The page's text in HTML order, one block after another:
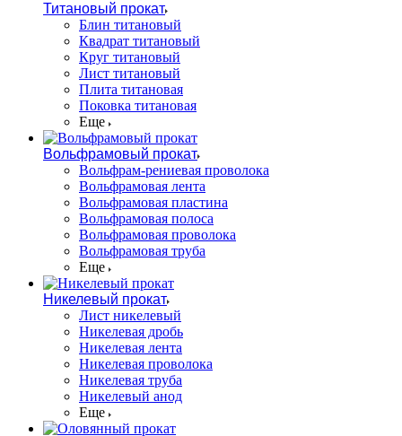
Титановый прокат
Блин титановый
Квадрат титановый
Круг титановый
Лист титановый
Плита титановая
Поковка титановая
Еще
Вольфрамовый прокат
Вольфрам-рениевая проволока
Вольфрамовая лента
Вольфрамовая пластина
Вольфрамовая полоса
Вольфрамовая проволока
Вольфрамовая труба
Еще
Никелевый прокат
Лист никелевый
Никелевая дробь
Никелевая лента
Никелевая проволока
Никелевая труба
Никелевый анод
Еще